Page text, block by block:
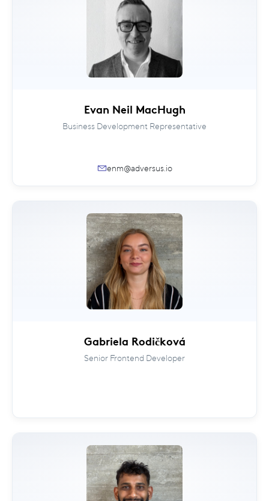
Evan Neil MacHugh
Business Development Representative
enm@adversus.io
Gabriela Rodičková
Senior Frontend Developer